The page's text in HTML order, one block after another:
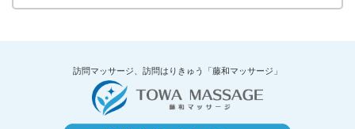
訪問マッサージ、訪問はりきゅう「藤和マッサージ」